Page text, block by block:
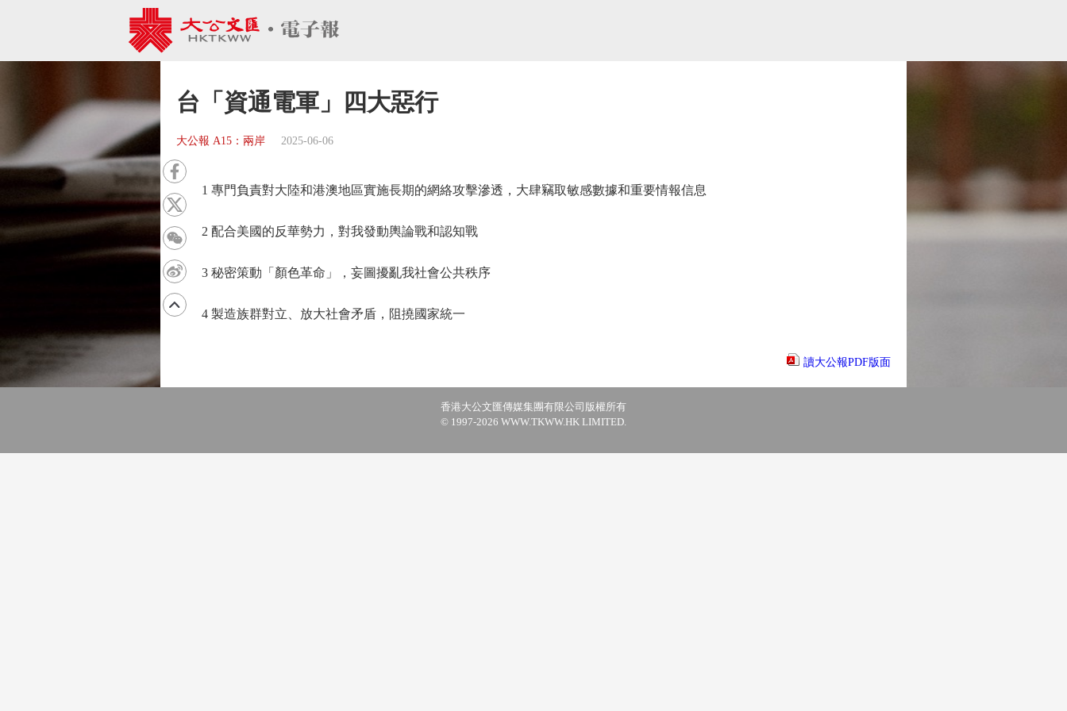
台「資通電軍」四大惡行
大公報 A15：兩岸 2025-06-06
1 專門負責對大陸和港澳地區實施長期的網絡攻擊滲透，大肆竊取敏感數據和重要情報信息
2 配合美國的反華勢力，對我發動輿論戰和認知戰
3 秘密策動「顏色革命」，妄圖擾亂我社會公共秩序
4 製造族群對立、放大社會矛盾，阻撓國家統一
讀大公報PDF版面
香港大公文匯傳媒集團有限公司版權所有
© 1997-2026 WWW.TKWW.HK LIMITED.